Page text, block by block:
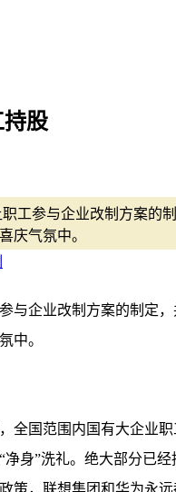
股
工参与企业改制方案的
庆气氛中。
与企业改制方案的制定
中。
全国范围内国有大企业
身”洗礼。绝大部分已